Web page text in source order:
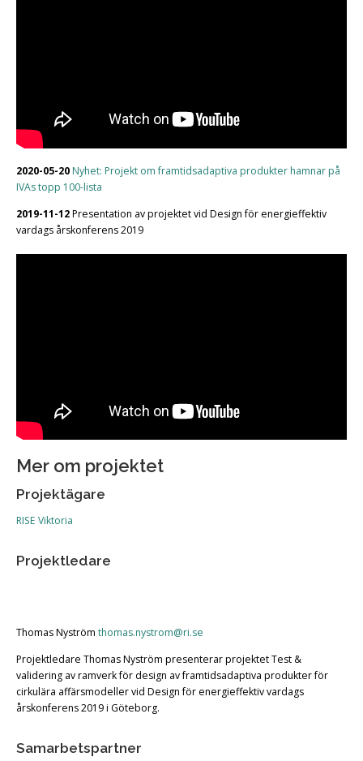
2020-05-20Nyhet: Projekt om framtidsadaptiva produkter hamnar på
IVAs topp 100-lista
2019-11-12Presentation av projektet vid Design för energieffektiv
vardags årskonferens 2019
Mer om projektet
Projektägare
RISE Viktoria
Projektledare
Thomas Nyström thomas.nystrom@ri.se
Projektledare Thomas Nyström presenterar projektet Test &
validering av ramverk för design av framtidsadaptiva produkter för
cirkulära affärsmodeller vid Design för energieffektiv vardags
årskonferens 2019 i Göteborg.
Samarbetspartner